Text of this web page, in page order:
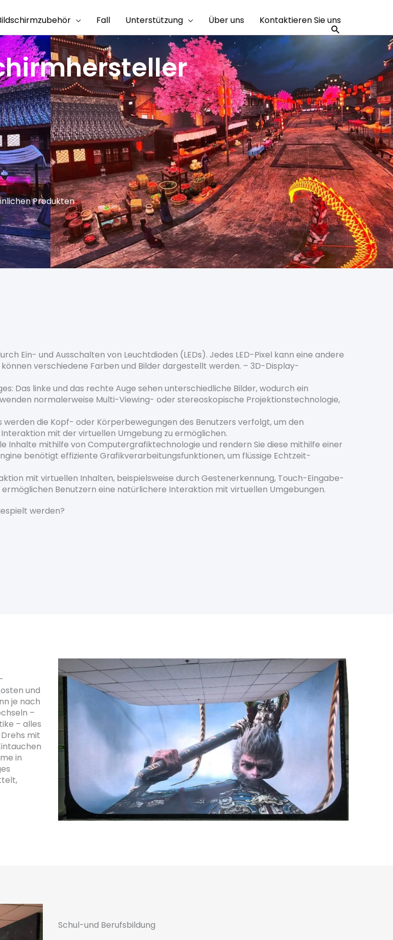
Fall Unterstützung Über uns Kontaktieren Sie uns
Suchen
Produkten
Ein- und Ausschalten von Leuchtdioden (LEDs). Jedes LED-Pixel kann eine andere
verschiedene Farben und Bilder dargestellt werden. – 3D-Display-
Das linke und das rechte Auge sehen unterschiedliche Bilder, wodurch ein
normalerweise Multi-Viewing- oder stereoskopische Projektionstechnologie,
die Kopf- oder Körperbewegungen des Benutzers verfolgt, um den
mit der virtuellen Umgebung zu ermöglichen.
Inhalte mithilfe von Computergrafiktechnologie und rendern Sie diese mithilfe einer
benötigt effiziente Grafikverarbeitungsfunktionen, um flüssige Echtzeit-
mit virtuellen Inhalten, beispielsweise durch Gestenerkennung, Touch-Eingabe-
Benutzern eine natürlichere Interaktion mit virtuellen Umgebungen.
werden?
und
je nach
–
– alles
mit
in
Schul-und Berufsbildung